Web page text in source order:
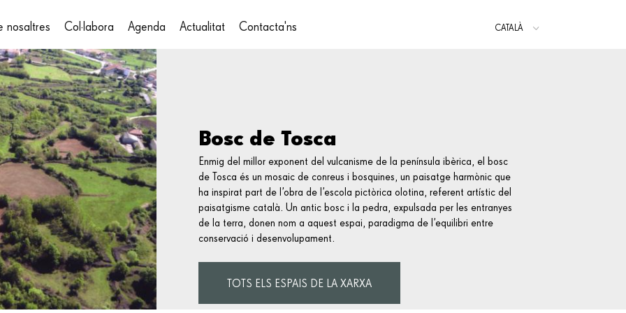
nosaltres Col·labora Agenda Actualitat Contacta'ns
CATALÀ
Bosc de Tosca
Enmig del millor exponent del vulcanisme de la península ibèrica, el bosc
de Tosca és un mosaic de conreus i bosquines, un paisatge harmònic que
ha inspirat part de l’obra de l’escola pictòrica olotina, referent artístic del
paisatgisme català. Un antic bosc i la pedra, expulsada per les entranyes
de la terra, donen nom a aquest espai, paradigma de l’equilibri entre
conservació i desenvolupament.
TOTS ELS ESPAIS DE LA XARXA